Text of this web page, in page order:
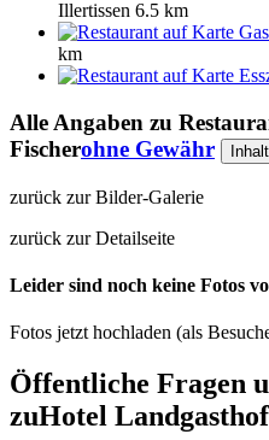
Illertissen 6.5 km
km
Alle Angaben zu
Fischerohne Gewähr
zurück zur Bilder-Galerie
zurück zur Detailseite
Leider sind noch keine Fotos
Fotos jetzt hochladen (als
Öffentliche Fragen
zuHotel